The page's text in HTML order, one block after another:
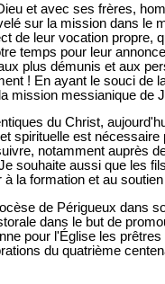
et avec ses frères,
sur la mission dans le
de leur vocation propre,
temps pour leur
plus démunis et aux
! En ayant le souci
mission messianique de
du Christ,
spirituelle est
notamment auprès
souhaite aussi que les
à la formation et au
de Périgueux dans
dans le but de
pour l'Église les
du quatrième